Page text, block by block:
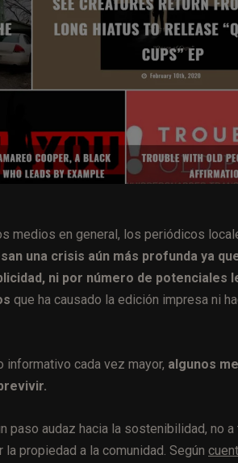
medios en general, los periódicos
una crisis aún más profunda ya
ni por número de potenciales
que ha causado la edición impresa ni
cada vez mayor, algunos
paso audaz hacia la sostenibilidad, no
propiedad a la comunidad. Según